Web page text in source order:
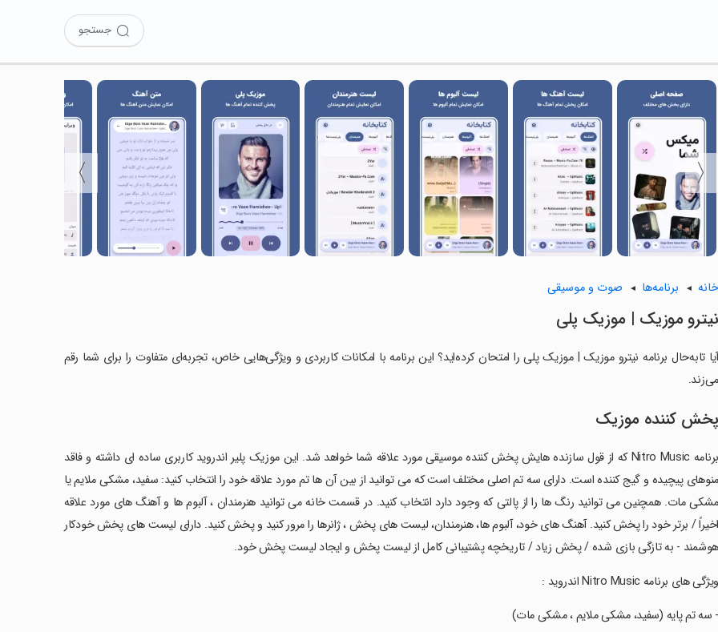
جستجو
〈
〉
خانه برنامه‌ها صوت و موسیقی
‏نیترو موزیک | موزیک پلی
آیا تابه‌حال برنامه ‏نیترو موزیک | موزیک پلی را امتحان کرده‌اید؟ این برنامه با امکانات کاربردی و ویژگی‌هایی خاص، تجربه‌ای متفاوت را برای شما رقم
می‌زند.
پخش کننده موزیک
‏‏‏‏برنامه Nitro Music که از قول سازنده هایش پخش کننده موسیقی مورد علاقه شما خواهد شد. این موزیک پلیر اندروید کاربری ساده ای داشته و فاقد
منوهای پیچیده و گیج کننده است. دارای سه تم اصلی مختلف است که می توانید از بین آن ها تم مورد علاقه خود را انتخاب کنید: سفید، مشکی ملایم یا
مشکی مات. همچنین می توانید رنگ ها را از پالتی که وجود دارد انتخاب کنید. در قسمت خانه می توانید هنرمندان ، آلبوم ها و آهنگ های مورد علاقه
اخیراً / برتر خود را پخش کنید. آهنگ های خود، آلبوم ها، هنرمندان، لیست های پخش ، ژانرها را مرور کنید و پخش کنید. دارای لیست های پخش خودکار
هوشمند - به تازگی بازی شده / پخش زیاد / تاریخچه پشتیبانی کامل از لیست پخش و ایجاد لیست پخش خود.
‏‏‏‏ویژگی های برنامه Nitro Music اندروید :
‏‏‏‏- سه تم پایه (سفید، مشکی ملایم ، مشکی مات)